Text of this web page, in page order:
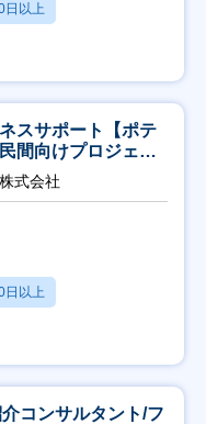
日以上
スサポート【ポテ
間向けプロジェク
式会社
日以上
コンサルタント/フ